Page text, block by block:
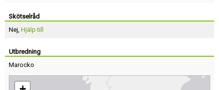
Skötselråd
Nej, Hjälp till
Utbredning
Marocko